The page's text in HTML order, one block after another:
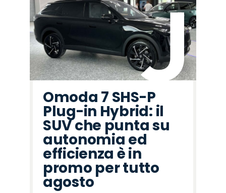
Omoda 7 SHS-P
Plug-in Hybrid: il
SUV che punta su
autonomia ed
efficienza è in
promo per tutto
agosto